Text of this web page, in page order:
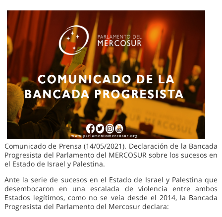
Comunicado de Prensa (14/05/2021). Declaración de la Bancada
Progresista del Parlamento del MERCOSUR sobre los sucesos en
el Estado de Israel y Palestina.
Ante la serie de sucesos en el Estado de Israel y Palestina que
desembocaron en una escalada de violencia entre ambos
Estados legítimos, como no se veía desde el 2014, la Bancada
Progresista del Parlamento del Mercosur declara: